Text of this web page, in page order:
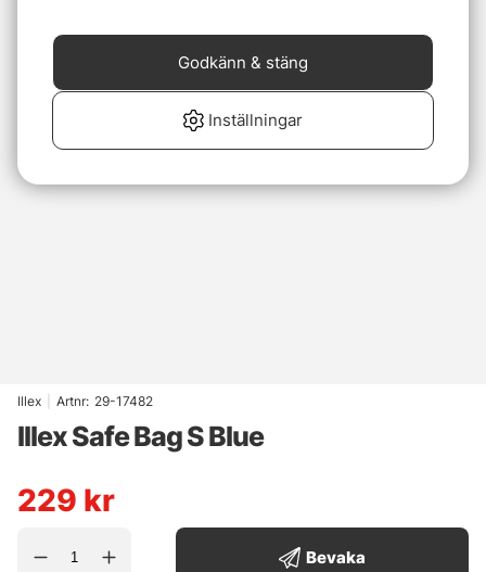
Illex Artnr: 29-17482
Illex Safe Bag S Blue
229 kr
Bevaka
Inställningar
Godkänn & stäng